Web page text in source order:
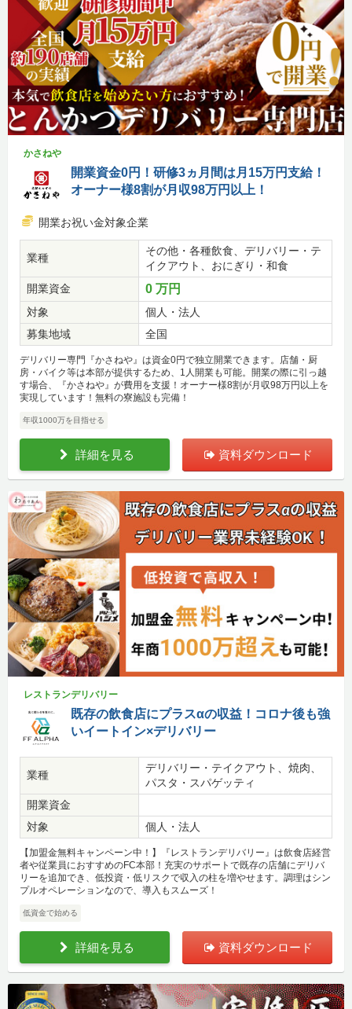
かさねや
開業資金0円！研修3ヵ月間は月15万円支給！
オーナー様8割が月収98万円以上！
開業お祝い金対象企業
業種
その他・各種飲食、デリバリー・テ
イクアウト、おにぎり・和食
開業資金
0 万円
対象
個人・法人
募集地域
全国
デリバリー専門『かさねや』は資金0円で独立開業できます。店舗・厨
房・バイク等は本部が提供するため、1人開業も可能。開業の際に引っ越
す場合、『かさねや』が費用を支援！オーナー様8割が月収98万円以上を
実現しています！無料の寮施設も完備！
年収1000万を目指せる
詳細を見る 資料ダウンロード
レストランデリバリー
既存の飲食店にプラスαの収益！コロナ後も強
いイートイン×デリバリー
業種
デリバリー・テイクアウト、焼肉、
パスタ・スパゲッティ
開業資金
対象
個人・法人
【加盟金無料キャンペーン中！】『レストランデリバリー』は飲食店経営
者や従業員におすすめのFC本部！充実のサポートで既存の店舗にデリバ
リーを追加でき、低投資・低リスクで収入の柱を増やせます。調理はシン
プルオペレーションなので、導入もスムーズ！
低資金で始める
詳細を見る 資料ダウンロード